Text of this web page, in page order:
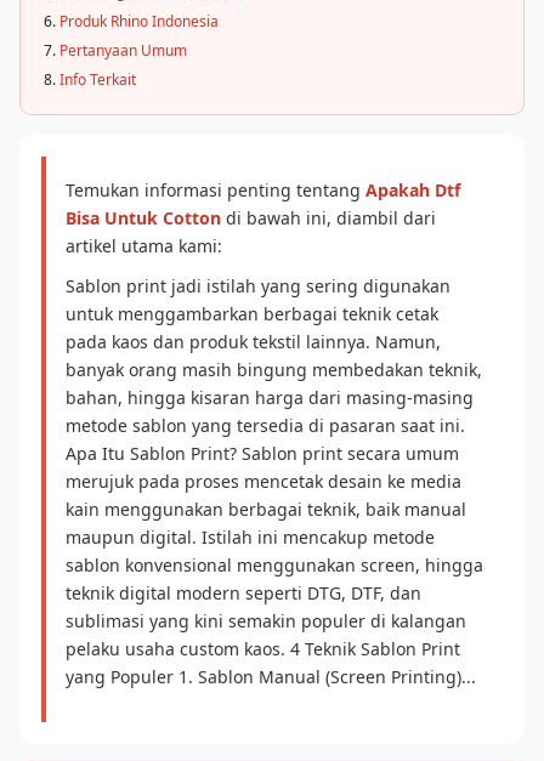
Produk Rhino Indonesia
Pertanyaan Umum
Info Terkait
Temukan informasi penting tentang Apakah Dtf
Bisa Untuk Cotton di bawah ini, diambil dari
artikel utama kami:
Sablon print jadi istilah yang sering digunakan
untuk menggambarkan berbagai teknik cetak
pada kaos dan produk tekstil lainnya. Namun,
banyak orang masih bingung membedakan teknik,
bahan, hingga kisaran harga dari masing-masing
metode sablon yang tersedia di pasaran saat ini.
Apa Itu Sablon Print? Sablon print secara umum
merujuk pada proses mencetak desain ke media
kain menggunakan berbagai teknik, baik manual
maupun digital. Istilah ini mencakup metode
sablon konvensional menggunakan screen, hingga
teknik digital modern seperti DTG, DTF, dan
sublimasi yang kini semakin populer di kalangan
pelaku usaha custom kaos. 4 Teknik Sablon Print
yang Populer 1. Sablon Manual (Screen Printing)...